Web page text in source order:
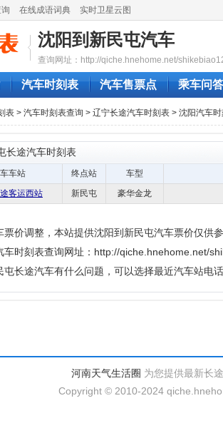
在线成语词典 实时卫星云图
沈阳到新民屯汽车
查询网址：http://qiche.hnehome.net/
汽车时刻表 汽车售票点 乘车问答
表 > 汽车时刻表查询 > 辽宁长途汽车时刻表 > 沈阳汽车
长途汽车时刻表
车站 终点站
车型
客运西站 新民屯 豪华金龙
票价调整，本站提供沈阳到新民屯汽车票价仅供
车时刻表查询网址：http://qiche.hnehome.net/
屯长途汽车有什么问题，可以选择最近汽车站电
河南天气生活圈 为您提供最新长
Copyright © 2010-2024